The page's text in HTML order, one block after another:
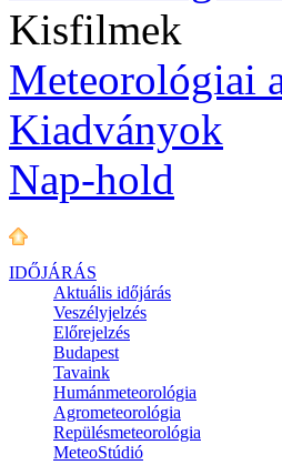
Kisfilmek
Meteorológiai
Kiadványok
Nap-hold
IDŐJÁRÁS
Aktuális időjárás
Veszélyjelzés
Előrejelzés
Budapest
Tavaink
Humánmeteorológia
Agrometeorológia
Repülésmeteorológia
MeteoStúdió